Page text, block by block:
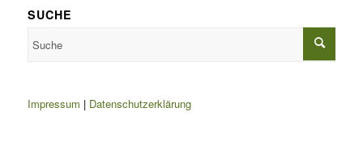
SUCHE
Impressum | Datenschutzerklärung